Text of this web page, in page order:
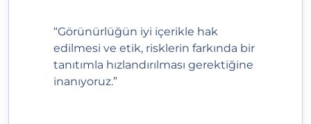
“Görünürlüğün iyi içerikle hak
edilmesi ve etik, risklerin farkında bir
tanıtımla hızlandırılması gerektiğine
inanıyoruz.”